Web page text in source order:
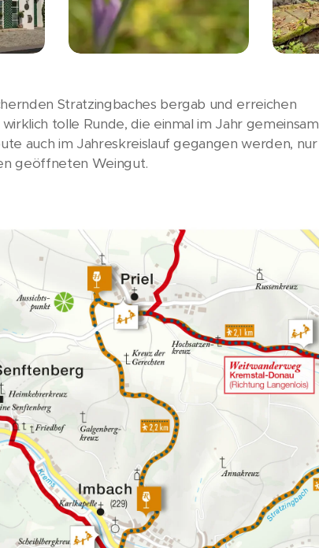
Stratzingbaches bergab und erreichen
tolle Runde, die einmal im Jahr gemeinsam
auch im Jahreskreislauf gegangen werden, nur
geöffneten Weingut.